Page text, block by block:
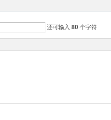
还可输入80 个字符